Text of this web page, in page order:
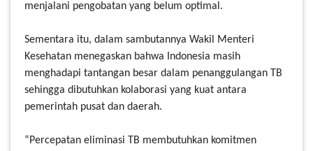
menjalani pengobatan yang belum optimal.
Sementara itu, dalam sambutannya Wakil Menteri
Kesehatan menegaskan bahwa Indonesia masih
menghadapi tantangan besar dalam penanggulangan TB
sehingga dibutuhkan kolaborasi yang kuat antara
pemerintah pusat dan daerah.
“Percepatan eliminasi TB membutuhkan komitmen